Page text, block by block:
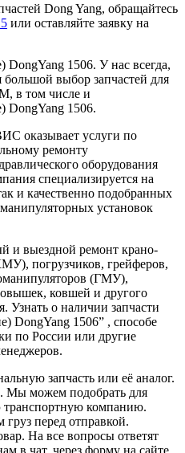
Dong Yang, обращайтесь
или оставляйте заявку на
1506. У нас всегда,
большой выбор запчастей для
в том числе и
DongYang 1506.
оказывает услуги по
ремонту
оборудования
специализируется на
и качественно подобранных
установок
и выездной ремонт крано-
погрузчиков, грейферов,
(ГМУ),
ковшей и другого
Узнать о наличии запчасти
DongYang 1506” , способе
по России или другие
запчасть или её аналог.
Мы можем подобрать для
транспортную компанию.
груз перед отправкой.
На все вопросы ответят
в чат, через форму на сайте